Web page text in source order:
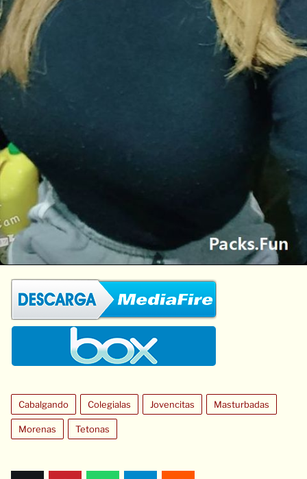
Cabalgando Colegialas Jovencitas Masturbadas
Morenas Tetonas